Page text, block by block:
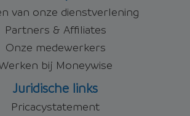
van onze dienstverlening
Partners & Affiliates
Onze medewerkers
bij Moneywise
Juridische links
Pricacystatement